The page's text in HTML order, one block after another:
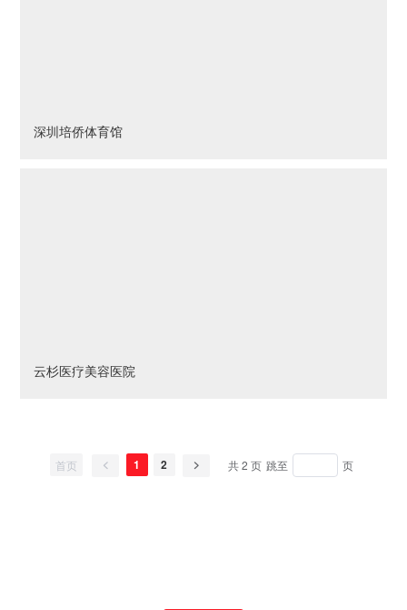
深圳培侨体育馆
云杉医疗美容医院
首页 1 2 共 2 页 跳至 页